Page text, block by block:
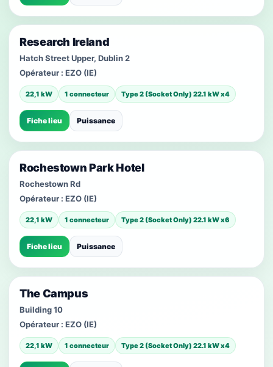
Research Ireland
Hatch Street Upper, Dublin 2
Opérateur : EZO (IE)
22,1 kW 1 connecteur Type 2 (Socket Only) 22.1 kW x4
Fiche lieu Puissance
Rochestown Park Hotel
Rochestown Rd
Opérateur : EZO (IE)
22,1 kW 1 connecteur Type 2 (Socket Only) 22.1 kW x6
Fiche lieu Puissance
The Campus
Building 10
Opérateur : EZO (IE)
22,1 kW 1 connecteur Type 2 (Socket Only) 22.1 kW x4